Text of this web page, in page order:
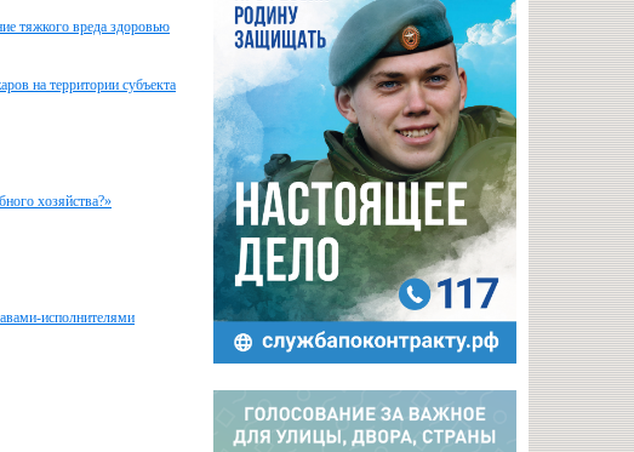
тяжкого вреда здоровью
на территории субъекта
хозяйства?»
исполнителями